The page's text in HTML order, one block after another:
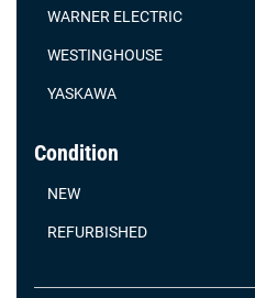
WARNER ELECTRIC
WESTINGHOUSE
YASKAWA
Condition
NEW
REFURBISHED